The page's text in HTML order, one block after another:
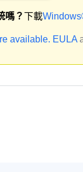
嗎？下載
available. EULA